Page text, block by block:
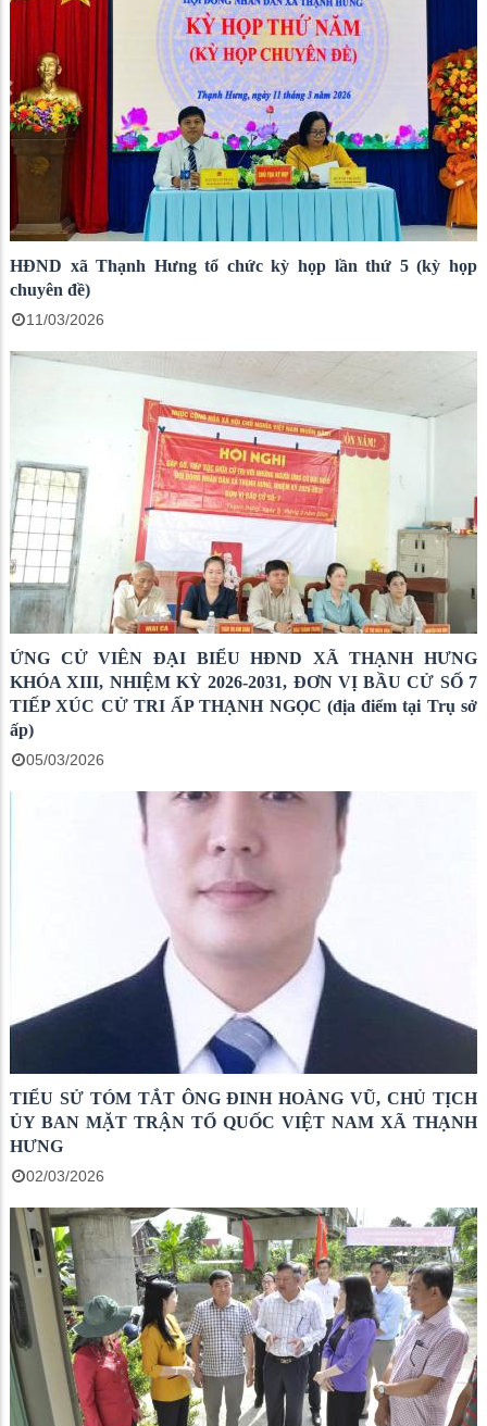
HĐND xã Thạnh Hưng tổ chức kỳ họp lần thứ 5 (kỳ họp
chuyên đề)
11/03/2026
ỨNG CỬ VIÊN ĐẠI BIỂU HĐND XÃ THẠNH HƯNG
KHÓA XIII, NHIỆM KỲ 2026-2031, ĐƠN VỊ BẦU CỬ SỐ 7
TIẾP XÚC CỬ TRI ẤP THẠNH NGỌC (địa điểm tại Trụ sở
ấp)
05/03/2026
TIỂU SỬ TÓM TẮT ÔNG ĐINH HOÀNG VŨ, CHỦ TỊCH
ỦY BAN MẶT TRẬN TỔ QUỐC VIỆT NAM XÃ THẠNH
HƯNG
02/03/2026